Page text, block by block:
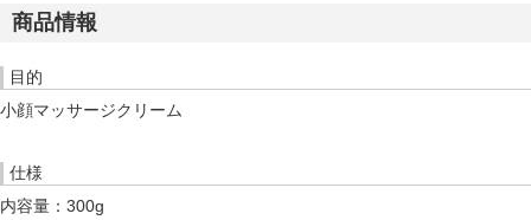
商品情報
目的
小顔マッサージクリーム
仕様
内容量：300g